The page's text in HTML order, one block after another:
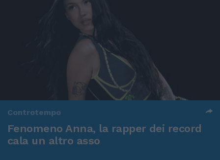
Controtempo
Fenomeno Anna, la rapper dei record
cala un altro asso